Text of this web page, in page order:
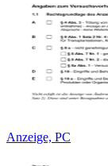
Anzeige, PC